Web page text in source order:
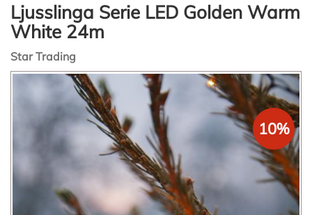
Ljusslinga Serie LED Golden Warm
White 24m
Star Trading
Hoppa
10%